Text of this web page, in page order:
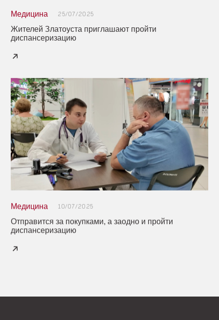
Медицина 25/07/2025
Жителей Златоуста приглашают пройти
диспансеризацию
Медицина 10/07/2025
Отправится за покупками, а заодно и пройти
диспансеризацию